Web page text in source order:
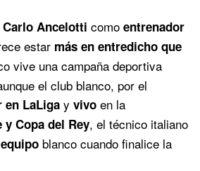
Carlo Ancelotti como entrenador
estar más en entredicho que
vive una campaña deportiva
el club blanco, por el
en LaLiga y vivo en la
y Copa del Rey, el técnico italiano
blanco cuando finalice la